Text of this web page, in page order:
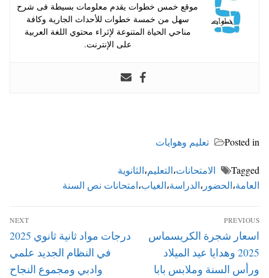
موقع خمس خطوات يقدم معلومات بسيطة فى شرح
سهل من خمسة خطوات للأحداث الجارية وكافة
مناحي الحياة المتنوعة لإثراء محتوي اللغة العربية
على الإنترنت.
Posted in تعليم وهوايات
Tagged الامتحانات،التعليم،الثانوية
العامة،الحضور ،الدراسة،الغياب،امتحانات نص السنة
تصفّح
المقالات
PREVIOUS
Previous
post:
اسعار شجرة الكريسماس
2025 وهدايا عيد الميلاد
ورأس السنة وملابس بابا
NEXT
Next
درجات مواد ثانية ثانوي 2025
في النظام الجديد علمي
وادبي ومجموع النجاح